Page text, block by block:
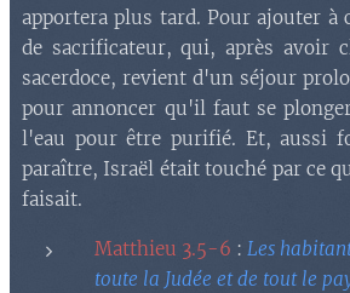
apportera plus tard. Pour ajouter à
de sacrificateur, qui, après avoir
sacerdoce, revient d'un séjour
pour annoncer qu'il faut se
l'eau pour être purifié. Et, aussi
paraître, Israël était touché par ce
faisait.
Matthieu 3.5-6 : Les
toute la Judée et de tout le